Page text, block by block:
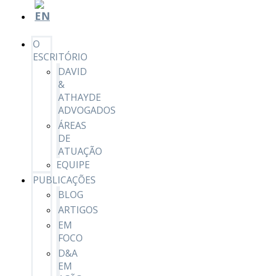
O
ESCRITÓRIO
DAVID
&
ATHAYDE
ADVOGADOS
ÁREAS
DE
ATUAÇÃO
EQUIPE
PUBLICAÇÕES
BLOG
ARTIGOS
EM
FOCO
D&A
EM